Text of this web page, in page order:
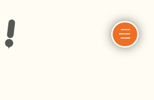
votre
de vos